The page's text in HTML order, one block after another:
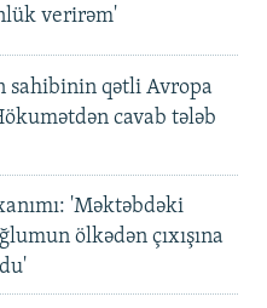
verirəm'
sahibinin qətli Avropa
cavab tələb
'Məktəbdəki
ölkədən çıxışına